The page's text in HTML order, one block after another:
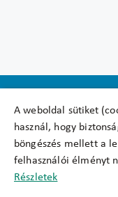
A weboldal sütiket
használ, hogy
böngészés mellett a
felhasználói élményt
Részletek